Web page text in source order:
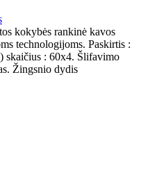
kokybės rankinė kavos
technologijoms. Paskirtis :
skaičius : 60x4. Šlifavimo
Žingsnio dydis